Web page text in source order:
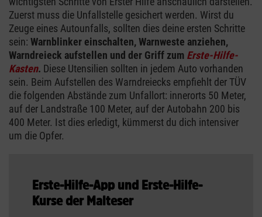
Zuerst muss die Unfallstelle gesichert werden. Wirst du
Zeuge eines Autounfalls, sollten dies deine ersten Schritte
sein: Warnblinker einschalten, Warnweste anziehen,
Warndreieck aufstellen und der Griff zum Erste-Hilfe-
Kasten. Diese Utensilien sollten in jedem Auto vorhanden
sein. Beim Aufstellen des Warndreiecks empfiehlt der TÜV
die folgenden Abstände zum Unfallort: innerorts 50 Meter,
auf der Landstraße 100 Meter, auf der Autobahn 200 bis
400 Meter. Ist dies erledigt, kümmerst du dich intensiver
um die Opfer.
Erste-Hilfe-App und Erste-Hilfe-
Kurse der Malteser